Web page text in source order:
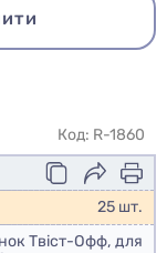
Код: R-1860
25 шт.
Твіст-Офф, для